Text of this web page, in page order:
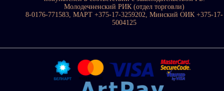
Молодечненский РИК (отдел торговли)
8-0176-771583, МАРТ +375-17-3259202, Минский ОИК +375-17-
5004125